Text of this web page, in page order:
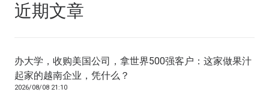
近期文章
办大学，收购美国公司，拿世界500强客户：这家做果汁
起家的越南企业，凭什么？
2026/08/08 21:10